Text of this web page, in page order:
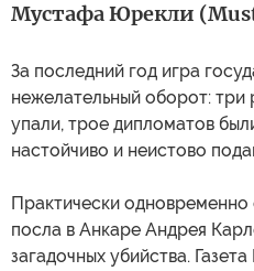
Мустафа Юрекли
За последний год игра
нежелательный оборот: три
упали, трое дипломатов
настойчиво и неистово
Практически
посла в Анкаре Андрея
загадочных убийства.